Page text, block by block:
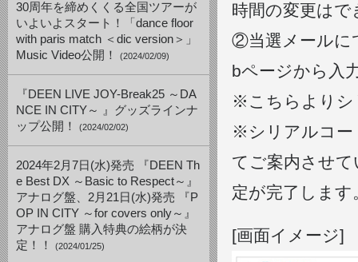
30周年を締めくくる全国ツアーが
いよいよスタート！「dance floor
with paris match ＜dic version＞」
Music Video公開！
(2024/02/09)
『DEEN LIVE JOY-Break25 ～DA
NCE IN CITY～ 』グッズラインナ
ップ公開！
(2024/02/02)
2024年2月7日(水)発売 『DEEN Th
e Best DX ～Basic to Respect～』
アナログ盤、2月21日(水)発売 『P
OP IN CITY ～for covers only～』
アナログ盤 購入特典の絵柄が決
定！！
(2024/01/25)
時間の変更は
②当選メールに
bページから入
※こちらよりシ
※シリアルコー
てご案内させ
定が完了します
[画面イメージ]